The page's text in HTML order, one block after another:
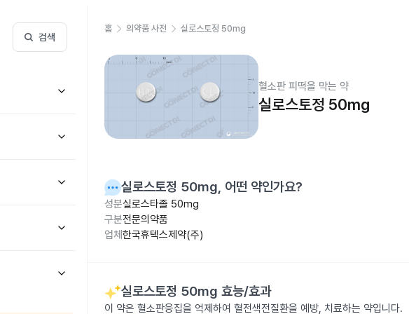
검색
홈 의약품 사전 실로스토정 50mg
혈소판 피떡을 막는 약
실로스토정 50mg
실로스토정 50mg, 어떤 약인가요?
성분실로스타졸 50mg
구분전문의약품
업체 한국휴텍스제약(주)
실로스토정 50mg 효능/효과
이 약은 혈소판응집을 억제하여 혈전색전질환을 예방, 치료하는 약입니다.